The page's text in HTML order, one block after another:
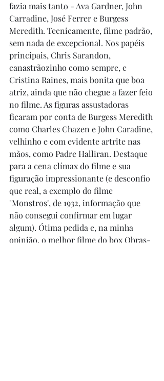
fazia mais tanto - Ava Gardner, John
Carradine, José Ferrer e Burgess
Meredith. Tecnicamente, filme padrão,
sem nada de excepcional. Nos papéis
principais, Chris Sarandon,
canastrãozinho como sempre, e
Cristina Raines, mais bonita que boa
atriz, ainda que não chegue a fazer feio
no filme. As figuras assustadoras
ficaram por conta de Burgess Meredith
como Charles Chazen e John Caradine,
velhinho e com evidente artrite nas
mãos, como Padre Halliran. Destaque
para a cena clímax do filme e sua
figuração impressionante (e desconfio
que real, a exemplo do filme
"Monstros", de 1932, informação que
não consegui confirmar em lugar
algum). Ótima pedida e, na minha
opinião, o melhor filme do box Obras-